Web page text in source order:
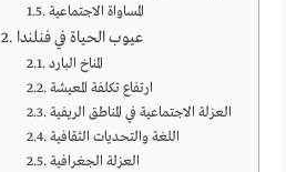
المساواة الاجتماعية
عيوب الحياة في فنلندا
المناخ البارد
ارتفاع تكلفة المعيشة
العزلة الاجتماعية في المناطق الريفية
اللغة والتحديات الثقافية
العزلة الجغرافية